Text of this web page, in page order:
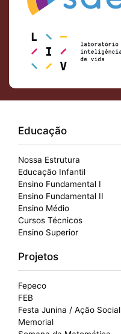
Educação
Nossa Estrutura
Educação Infantil
Ensino Fundamental I
Ensino Fundamental II
Ensino Médio
Cursos Técnicos
Ensino Superior
Projetos
Fepeco
FEB
Festa Junina / Ação Social
Memorial